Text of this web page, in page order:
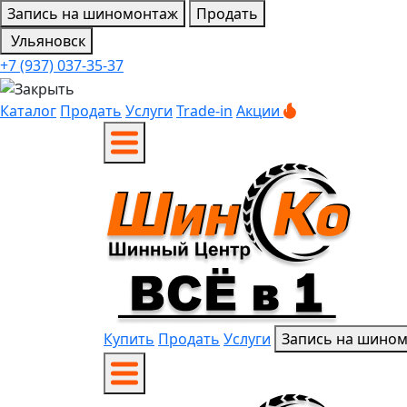
Запись на шиномонтаж
Продать
Ульяновск
+7 (937) 037-35-37
Каталог Продать Услуги Trade-in Акции
Купить Продать Услуги Запись на